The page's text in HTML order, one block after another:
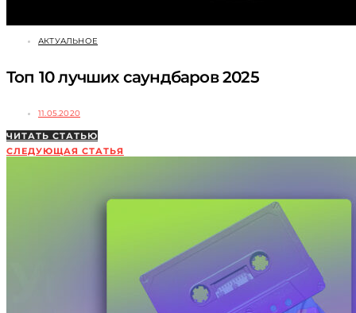
АКТУАЛЬНОЕ
Топ 10 лучших саундбаров 2025
11.05.2020
ЧИТАТЬ СТАТЬЮ
СЛЕДУЮЩАЯ СТАТЬЯ